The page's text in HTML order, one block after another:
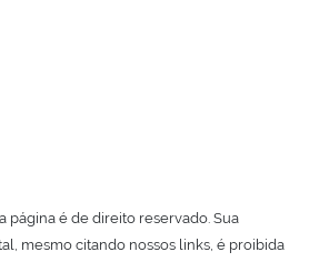
página é de direito reservado. Sua
mesmo citando nossos links, é proibida